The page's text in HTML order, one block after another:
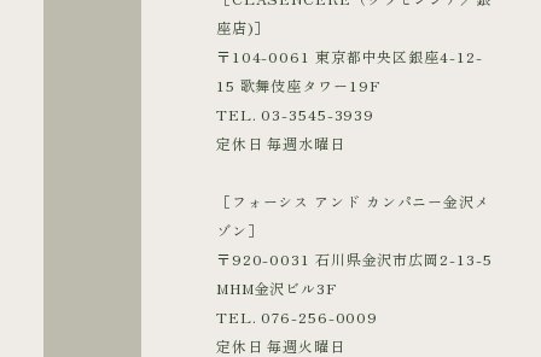
座店)］
〒104-0061 東京都中央区銀座4-12-
15 歌舞伎座タワー19F
TEL. 03-3545-3939
定休日 毎週水曜日
［フォーシス アンド カンパニー金沢メ
ゾン］
〒920-0031 石川県金沢市広岡2-13-5
MHM金沢ビル3F
TEL. 076-256-0009
定休日 毎週火曜日